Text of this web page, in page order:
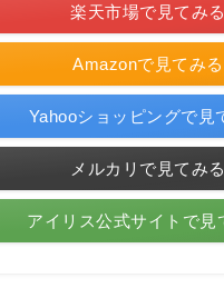
Amazonで見てみる
楽天市場で見てみる
Yahooショッピングで見
メルカリで見てみる
アイリス公式サイトで見